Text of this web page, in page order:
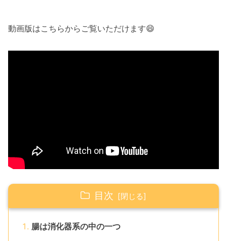
動画版はこちらからご覧いただけます😄
目次
腸は消化器系の中の一つ